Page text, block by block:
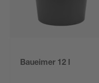
Baueimer 12 l